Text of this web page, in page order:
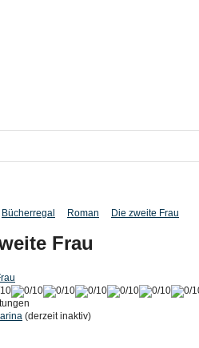
Bücherregal Roman Die zweite Frau
Frau
(derzeit inaktiv)